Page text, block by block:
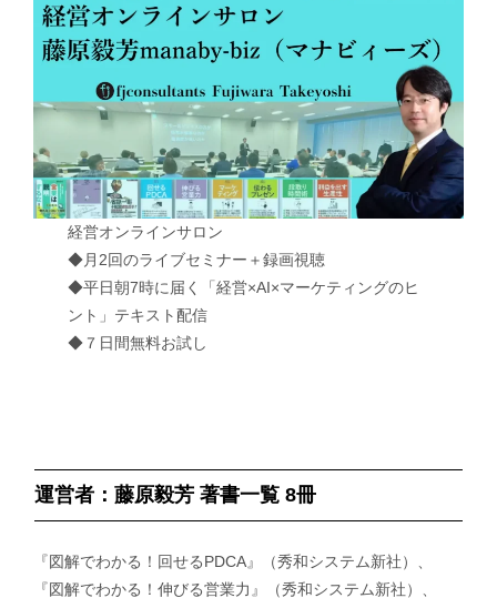
経営オンラインサロン
◆月2回のライブセミナー＋録画視聴
◆平日朝7時に届く「経営×AI×マーケティングのヒ
ント」テキスト配信
◆７日間無料お試し
運営者：藤原毅芳 著書一覧 8冊
『図解でわかる！回せるPDCA』（秀和システム新社）、
『図解でわかる！伸びる営業力』（秀和システム新社）、